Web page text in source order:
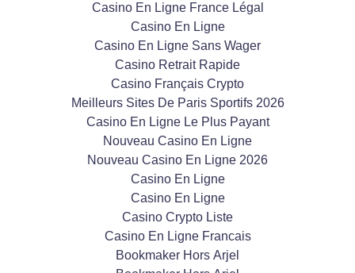
Casino En Ligne France Légal
Casino En Ligne
Casino En Ligne Sans Wager
Casino Retrait Rapide
Casino Français Crypto
Meilleurs Sites De Paris Sportifs 2026
Casino En Ligne Le Plus Payant
Nouveau Casino En Ligne
Nouveau Casino En Ligne 2026
Casino En Ligne
Casino En Ligne
Casino Crypto Liste
Casino En Ligne Francais
Bookmaker Hors Arjel